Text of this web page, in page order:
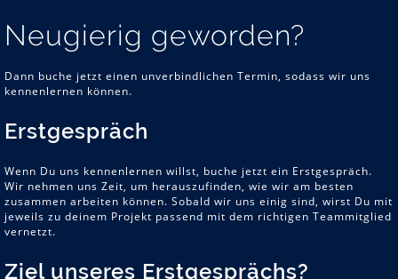
Neugierig geworden?
Dann buche jetzt einen unverbindlichen Termin, sodass wir uns
kennenlernen können.
Erstgespräch
Wenn Du uns kennenlernen willst, buche jetzt ein Erstgespräch.
Wir nehmen uns Zeit, um herauszufinden, wie wir am besten
zusammen arbeiten können. Sobald wir uns einig sind, wirst Du mit
jeweils zu deinem Projekt passend mit dem richtigen Teammitglied
vernetzt.
Ziel unseres Erstgesprächs?